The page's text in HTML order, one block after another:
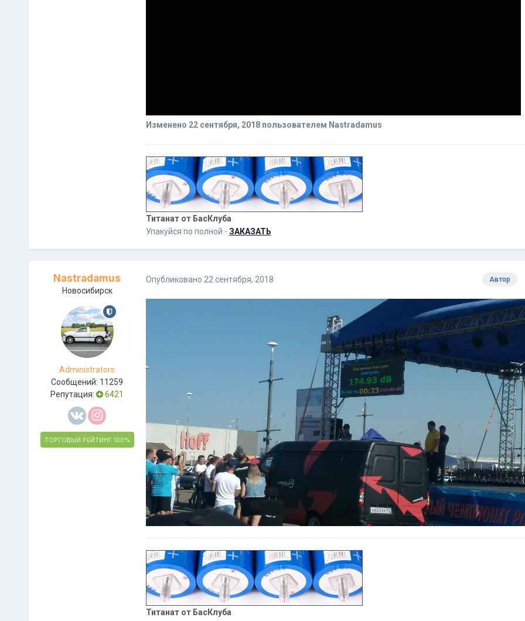
Изменено 22 сентября, 2018пользователем Nastradamus
Титанат от БасКлуба
Упакуйся по полной - ЗАКАЗАТЬ
Nastradamus
Новосибирск
Administrators
Сообщений: 11259
Репутация:
6421
ТОРГОВЫЙ РЕЙТИНГ 100%
Автор
Опубликовано 22 сентября, 2018
Титанат от БасКлуба